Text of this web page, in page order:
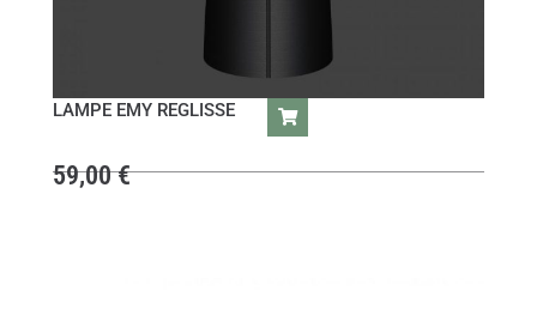
LAMPE EMY REGLISSE
59,00€